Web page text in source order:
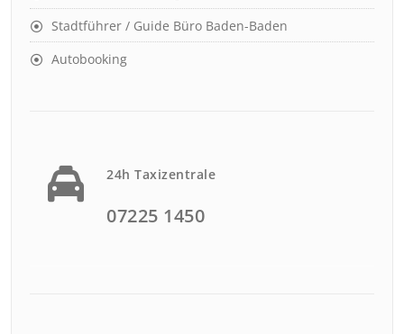
Stadtführer / Guide Büro Baden-Baden
Autobooking
24h Taxizentrale
07225 1450